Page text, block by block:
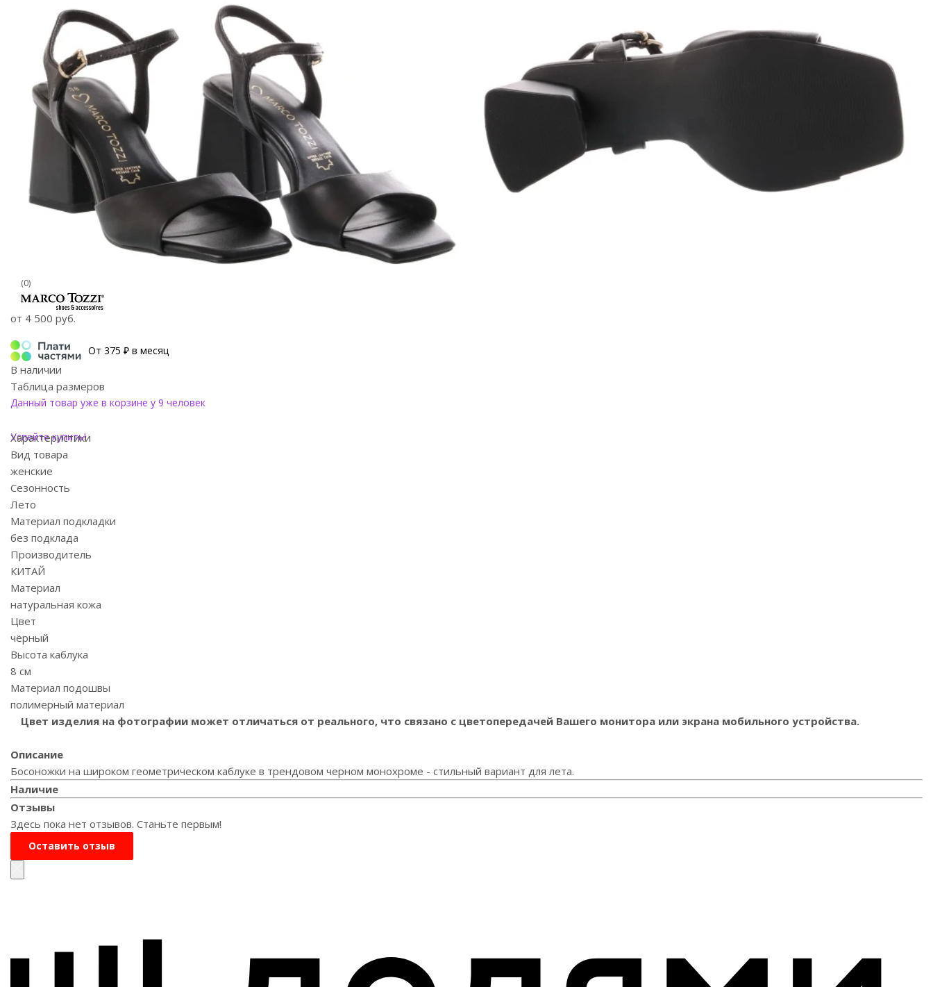
(0)
от 4 500 руб.
От 375 ₽ в месяц
В наличии
Таблица размеров
Данный товар уже в корзине у 9 человек
Успейте купить!
Характеристики
Вид товара
женские
Сезонность
Лето
Материал подкладки
без подклада
Производитель
КИТАЙ
Материал
натуральная кожа
Цвет
чёрный
Высота каблука
8 см
Материал подошвы
полимерный материал
Цвет изделия на фотографии может отличаться от реального, что связано с цветопередачей Вашего монитора или экрана мобильного устройства.
Описание
Босоножки на широком геометрическом каблуке в трендовом черном монохроме - стильный вариант для лета.
Наличие
Отзывы
Здесь пока нет отзывов. Станьте первым!
Оставить отзыв